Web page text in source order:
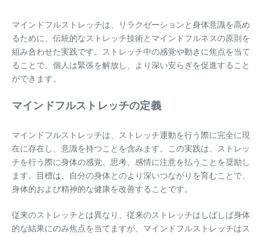
マインドフルストレッチは、リラクゼーションと身体意識を高め
るために、伝統的なストレッチ技術とマインドフルネスの原則を
組み合わせた実践です。ストレッチ中の感覚や動きに焦点を当て
ることで、個人は緊張を解放し、より深い安らぎを促進すること
ができます。
マインドフルストレッチの定義
マインドフルストレッチは、ストレッチ運動を行う際に完全に現
在に存在し、意識を持つことを含みます。この実践は、ストレッ
チを行う際に身体の感覚、思考、感情に注意を払うことを奨励し
ます。目標は、自分の身体とのより深いつながりを育むことで、
身体的および精神的な健康を改善することです。
従来のストレッチとは異なり、従来のストレッチはしばしば身体
的な結果にのみ焦点を当てますが、マインドフルストレッチはス